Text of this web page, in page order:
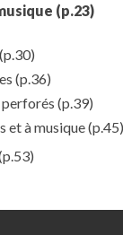
(p.23)
(p.30)
(p.36)
perforés (p.39)
et à musique(p.45)